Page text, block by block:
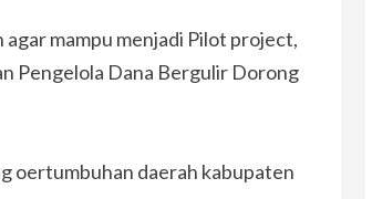
mampu menjadi Pilot project,
Pengelola Dana Bergulir Dorong
oertumbuhan daerah kabupaten